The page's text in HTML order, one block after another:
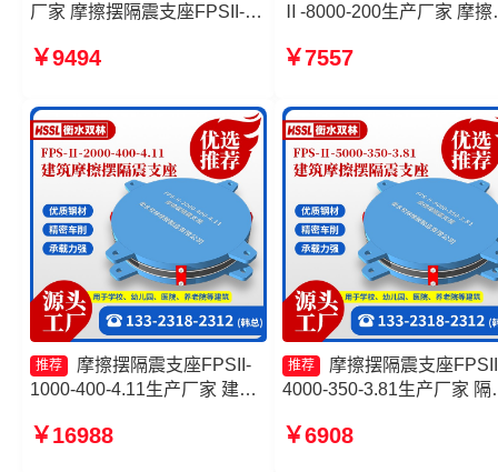
厂家 摩擦摆隔震支座FPSII-
震支座(FPS)生产厂家 摩擦摆
3.81
￥9494
Ⅱ-8000-200生产厂家 摩擦
支座生产厂家一套生产厂
￥7557
推荐
摩擦摆隔震支座FPSII-
1000-400-4.11生产厂家 建筑
震支座FPSII-8000-300-3.48
￥16988
推荐
摩擦摆隔震支座
4000-350-3.81生产厂家 隔
FPSII-5000-350-3.81生产
￥6908